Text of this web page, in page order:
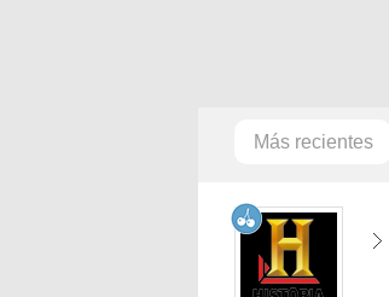
Más recientes